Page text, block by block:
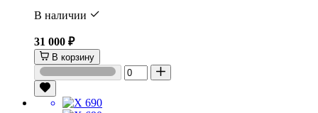
В наличии
31 000 ₽
В корзину